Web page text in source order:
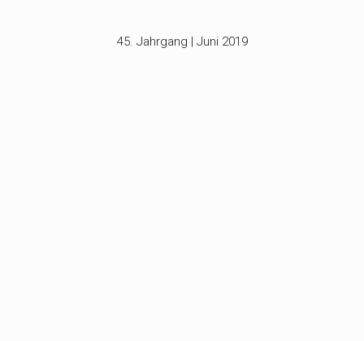
45. Jahrgang | Juni 2019